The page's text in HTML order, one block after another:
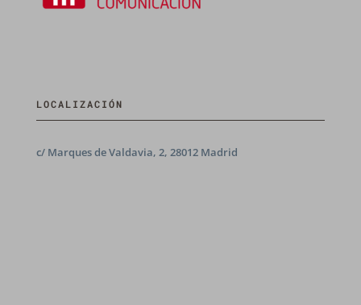
LOCALIZACIÓN
c/ Marques de Valdavia, 2, 28012 Madrid